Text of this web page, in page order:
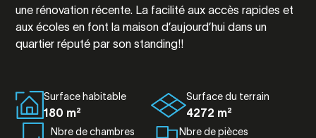
une rénovation récente. La facilité aux accès rapides et
aux écoles en font la maison d’aujourd’hui dans un
quartier réputé par son standing!!
Surface habitable
180 m²
Surface du terrain
4272 m²
Nbre de chambres Nbre de pièces